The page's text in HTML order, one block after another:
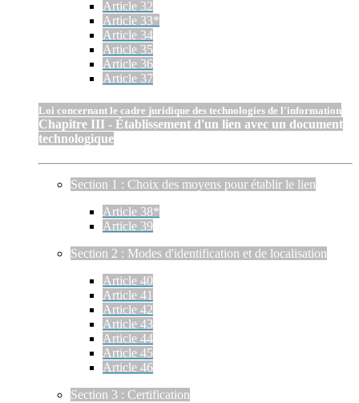
Article 32
Article 33*
Article 34
Article 35
Article 36
Article 37
Loi concernant le cadre juridique des technologies de l'information
Chapitre III - Établissement d'un lien avec un document
technologique
Section 1 : Choix des moyens pour établir le lien
Article 38*
Article 39
Section 2 : Modes d'identification et de localisation
Article 40
Article 41
Article 42
Article 43
Article 44
Article 45
Article 46
Section 3 : Certification